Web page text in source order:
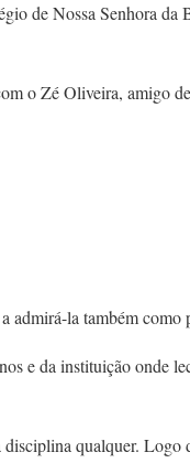
de Nossa Senhora da
o Zé Oliveira, amigo
admirá-la também como
e da instituição onde
disciplina qualquer. Logo